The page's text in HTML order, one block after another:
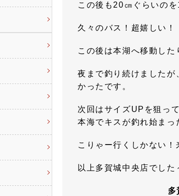
この後も20㎝ぐらいのを
久々のバス！超嬉しい！
この後は本湖へ移動し
夜まで釣り続けました
かったです。
次回はサイズUPを狙っ
本海でキスが釣れ始まっ
こりゃー行くしかない
以上多賀城中央店でした